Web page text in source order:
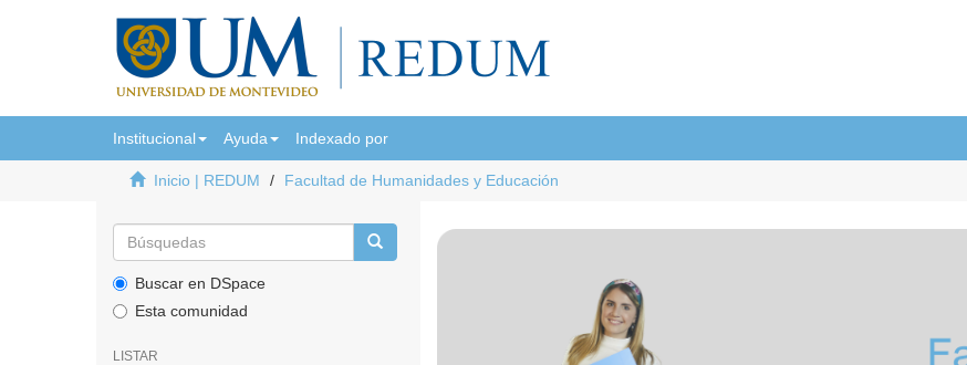
Institucional Ayuda Indexado por
Inicio | REDUM Facultad de Humanidades y Educación
Buscar en DSpace
Esta comunidad
LISTAR